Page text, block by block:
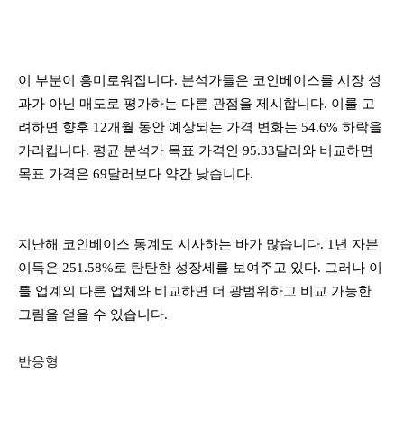
이 부분이 흥미로워집니다. 분석가들은 코인베이스를 시장 성
과가 아닌 매도로 평가하는 다른 관점을 제시합니다. 이를 고
려하면 향후 12개월 동안 예상되는 가격 변화는 54.6% 하락을
가리킵니다. 평균 분석가 목표 가격인 95.33달러와 비교하면
목표 가격은 69달러보다 약간 낮습니다.
지난해 코인베이스 통계도 시사하는 바가 많습니다. 1년 자본
이득은 251.58%로 탄탄한 성장세를 보여주고 있다. 그러나 이
를 업계의 다른 업체와 비교하면 더 광범위하고 비교 가능한
그림을 얻을 수 있습니다.
반응형